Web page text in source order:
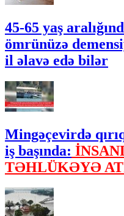
45-65 yaş
ömrünüzə
il əlavə edə bilər
Mingəçevirdə
iş başında:
TƏHLÜKƏYƏ